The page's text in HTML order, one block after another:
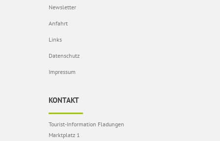
Newsletter
Anfahrt
Links
Datenschutz
Impressum
KONTAKT
Tourist-Information Fladungen
Marktplatz 1